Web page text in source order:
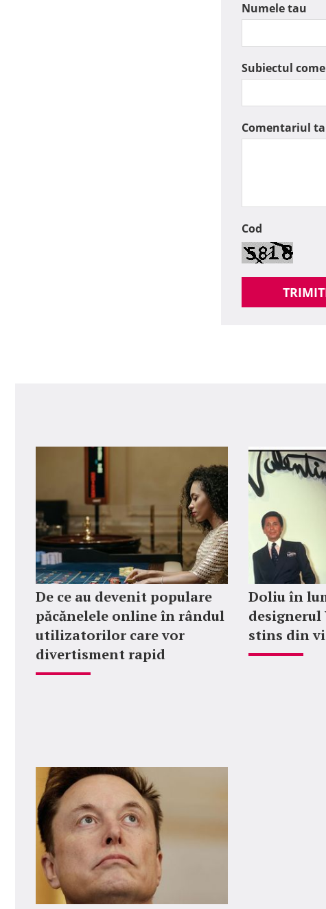
Numele tau
Subiectul
Comentariul
Cod
De ce au devenit populare
păcănelele online în rândul
utilizatorilor care vor
divertisment rapid
Doliu în
stins din